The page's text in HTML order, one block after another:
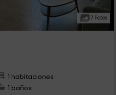
7 Fotos
1 habitaciones
1 baños